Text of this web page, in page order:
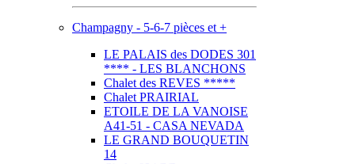
Champagny - 5-6-7 pièces et +
LE PALAIS des DODES 301
**** - LES BLANCHONS
Chalet des REVES *****
Chalet PRAIRIAL
ETOILE DE LA VANOISE
A41-51 - CASA NEVADA
LE GRAND BOUQUETIN
14